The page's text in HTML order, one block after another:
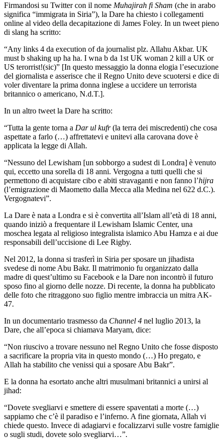
Firmandosi su Twitter con il nome Muhajirah fi Sham (che in arabo
significa “immigrata in Siria”), la Dare ha chiesto i collegamenti
online al video della decapitazione di James Foley. In un tweet pieno
di slang ha scritto:
“Any links 4 da execution of da journalist plz. Allahu Akbar. UK
must b shaking up ha ha. I wna b da 1st UK woman 2 kill a UK or
US terorrist!(sic)” [In questo messaggio la donna elogia l’esecuzione
del giornalista e asserisce che il Regno Unito deve scuotersi e dice di
voler diventare la prima donna inglese a uccidere un terrorista
britannico o americano, N.d.T.].
In un altro tweet la Dare ha scritto:
“Tutta la gente torna a Dar ul kufr(la terra dei miscredenti) che cosa
aspettate a farlo (…) affrettatevi e unitevi alla carovana dove è
applicata la legge di Allah.
“Nessuno del Lewisham [un sobborgo a sudest di Londra] è venuto
qui, eccetto una sorella di 18 anni. Vergogna a tutti quelli che si
permettono di acquistare cibo e abiti stravaganti e non fanno l’hijra
(l’emigrazione di Maometto dalla Mecca alla Medina nel 622 d.C.).
Vergognatevi”.
La Dare è nata a Londra e si è convertita all’Islam all’età di 18 anni,
quando iniziò a frequentare il Lewisham Islamic Center, una
moschea legata al religioso integralista islamico Abu Hamza e ai due
responsabili dell’uccisione di Lee Rigby.
Nel 2012, la donna si trasferì in Siria per sposare un jihadista
svedese di nome Abu Bakr. Il matrimonio fu organizzato dalla
madre di quest’ultimo su Facebook e la Dare non incontrò il futuro
sposo fino al giorno delle nozze. Di recente, la donna ha pubblicato
delle foto che ritraggono suo figlio mentre imbraccia un mitra AK-
47.
In un documentario trasmesso da Channel 4 nel luglio 2013, la
Dare, che all’epoca si chiamava Maryam, dice:
“Non riuscivo a trovare nessuno nel Regno Unito che fosse disposto
a sacrificare la propria vita in questo mondo (…) Ho pregato, e
Allah ha stabilito che venissi qui a sposare Abu Bakr”.
E la donna ha esortato anche altri musulmani britannici a unirsi al
jihad:
“Dovete svegliarvi e smettere di essere spaventati a morte (…)
sappiamo che c’è il paradiso e l’inferno. A fine giornata, Allah vi
chiede questo. Invece di adagiarvi e focalizzarvi sulle vostre famiglie
o sugli studi, dovete solo svegliarvi…”.